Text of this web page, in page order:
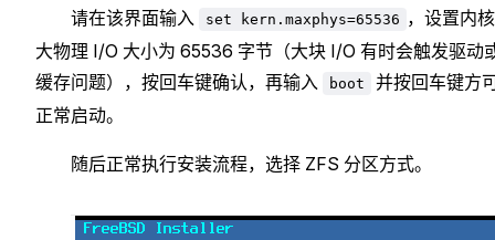
请在该界面输入 set kern.maxphys=65536 ，设置内
大物理 I/O 大小为 65536 字节（大块 I/O 有时会触发驱动
缓存问题），按回车键确认，再输入
boot
并按回车键方
正常启动。
随后正常执行安装流程，选择 ZFS 分区方式。